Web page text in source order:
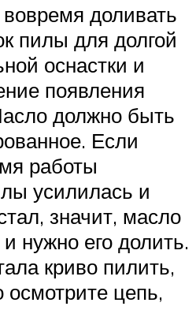
доливать
пилы для долгой
оснастки и
появления
должно быть
Если
работы
усилилась и
значит, масло
нужно его долить.
криво пилить,
осмотрите цепь,